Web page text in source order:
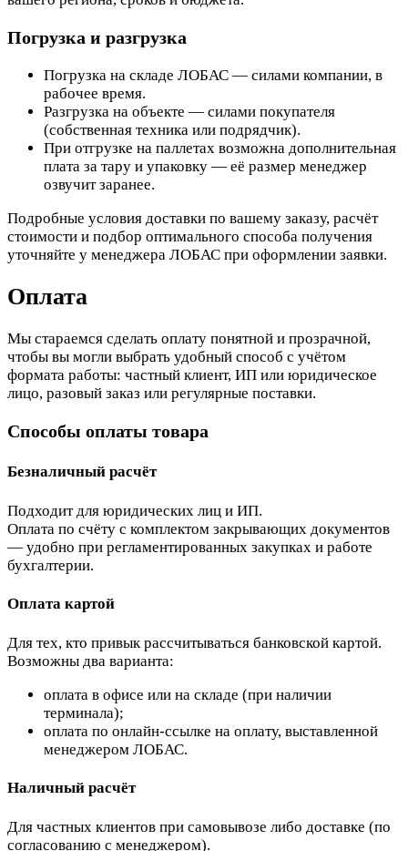
Погрузка и разгрузка
Погрузка на складе ЛОБАС — силами компании, в
рабочее время.
Разгрузка на объекте — силами покупателя
(собственная техника или подрядчик).
При отгрузке на паллетах возможна дополнительная
плата за тару и упаковку — её размер менеджер
озвучит заранее.
Подробные условия доставки по вашему заказу, расчёт
стоимости и подбор оптимального способа получения
уточняйте у менеджера ЛОБАС при оформлении заявки.
Оплата
Мы стараемся сделать оплату понятной и прозрачной,
чтобы вы могли выбрать удобный способ с учётом
формата работы: частный клиент, ИП или юридическое
лицо, разовый заказ или регулярные поставки.
Способы оплаты товара
Безналичный расчёт
Подходит для юридических лиц и ИП.
Оплата по счёту с комплектом закрывающих документов
— удобно при регламентированных закупках и работе
бухгалтерии.
Оплата картой
Для тех, кто привык рассчитываться банковской картой.
Возможны два варианта:
оплата в офисе или на складе (при наличии
терминала);
оплата по онлайн-ссылке на оплату, выставленной
менеджером ЛОБАС.
Наличный расчёт
Для частных клиентов при самовывозе либо доставке (по
согласованию с менеджером).